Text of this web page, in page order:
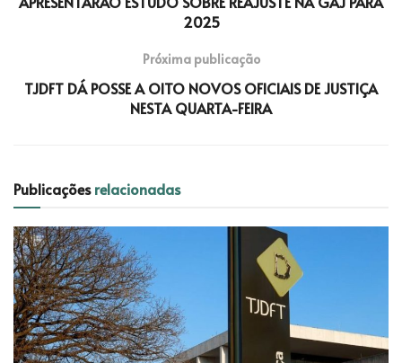
2025
Próxima publicação
TJDFT DÁ POSSE A OITO NOVOS OFICIAIS DE JUSTIÇA
NESTA QUARTA-FEIRA
Publicaçõesrelacionadas